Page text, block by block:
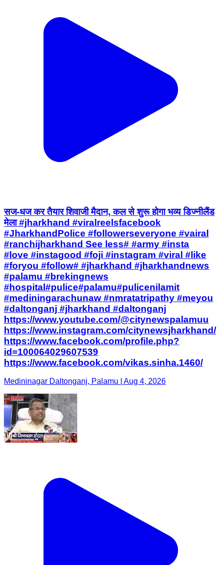
सज-धज कर तैयार शिवाजी मैदान, कल से शुरू होगा भव्य डिज्नीलैंड
मेला #jharkhand #viralreelsfacebook
#JharkhandPolice #followerseveryone #vairal
#ranchijharkhand See less# #army #insta
#love #instagood #foji #instagram #viral #like
#foryou #follow# #jharkhand #jharkhandnews
#palamu #brekingnews
#hospital#pulice#palamu#pulicenilamit
#mediningarachunaw #nmratatripathy #meyou
#daltonganj #jharkhand #daltonganj
https://www.youtube.com/@citynewspalamuu
https://www.instagram.com/citynewsjharkhand/
https://www.facebook.com/profile.php?
id=100064029607539
https://www.facebook.com/vikas.sinha.1460/
Medininagar Daltonganj, Palamu | Aug 4, 2026